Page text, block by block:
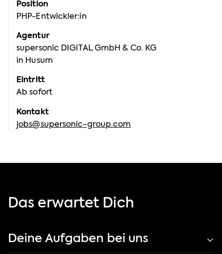
Position
PHP-Entwickler:in
Agentur
supersonic DIGITAL GmbH & Co. KG
in Husum
Eintritt
Ab sofort
Kontakt
jobs@supersonic-group.com
Das erwartet Dich
Deine Aufgaben bei uns